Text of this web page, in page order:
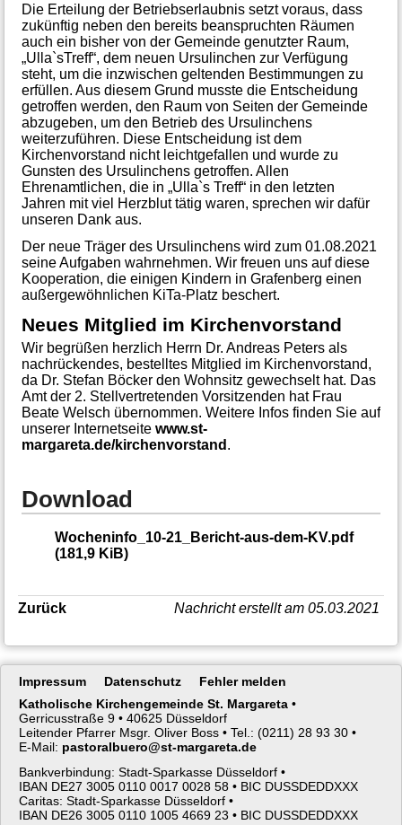
Die Erteilung der Betriebserlaubnis setzt voraus, dass
zukünftig neben den bereits beanspruchten Räumen
auch ein bisher von der Gemeinde genutzter Raum,
„Ulla`sTreff“, dem neuen Ursulinchen zur Verfügung
steht, um die inzwischen geltenden Bestimmungen zu
erfüllen. Aus diesem Grund musste die Entscheidung
getroffen werden, den Raum von Seiten der Gemeinde
abzugeben, um den Betrieb des Ursulinchens
weiterzuführen. Diese Entscheidung ist dem
Kirchenvorstand nicht leichtgefallen und wurde zu
Gunsten des Ursulinchens getroffen. Allen
Ehrenamtlichen, die in „Ulla`s Treff“ in den letzten
Jahren mit viel Herzblut tätig waren, sprechen wir dafür
unseren Dank aus.
Der neue Träger des Ursulinchens wird zum 01.08.2021
seine Aufgaben wahrnehmen. Wir freuen uns auf diese
Kooperation, die einigen Kindern in Grafenberg einen
außergewöhnlichen KiTa-Platz beschert.
Neues Mitglied im Kirchenvorstand
Wir begrüßen herzlich Herrn Dr. Andreas Peters als
nachrückendes, bestelltes Mitglied im Kirchenvorstand,
da Dr. Stefan Böcker den Wohnsitz gewechselt hat. Das
Amt der 2. Stellvertretenden Vorsitzenden hat Frau
Beate Welsch übernommen. Weitere Infos finden Sie auf
unserer Internetseite www.st-
margareta.de/kirchenvorstand .
Download
Wocheninfo_10-21_Bericht-aus-dem-KV.pdf
(181,9 KiB)
Nachricht erstellt am 05.03.2021
Zurück
Navigation
Impressum Datenschutz
Fehler melden
Katholische Kirchengemeinde St. Margareta •
Gerricusstraße 9 • 40625 Düsseldorf
Leitender Pfarrer Msgr. Oliver Boss • Tel.: (0211) 28 93 30 •
E-Mail: pastoralbuero@st-margareta.de
Bankverbindung: Stadt-Sparkasse Düsseldorf •
IBAN DE27 3005 0110 0017 0028 58 • BIC DUSSDEDDXXX
Caritas: Stadt-Sparkasse Düsseldorf •
IBAN DE26 3005 0110 1005 4669 23 • BIC DUSSDEDDXXX